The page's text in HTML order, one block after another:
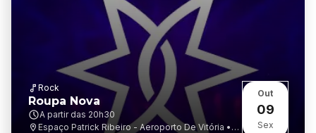
Rock
Roupa Nova
A partir das 20h30
Espaço Patrick Ribeiro - Aeroporto De Vitória •
Out
09
Sex